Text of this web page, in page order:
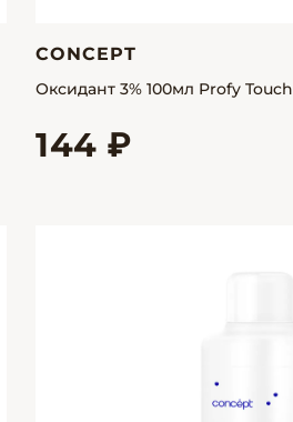
CONCEPT
Оксидант 3% 100мл Profy Touch
144 ₽